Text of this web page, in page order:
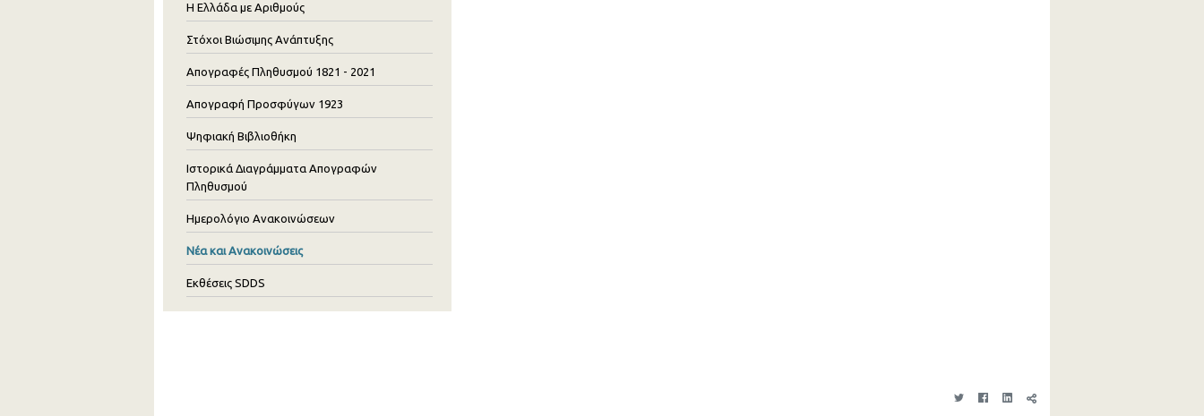
Η Ελλάδα με Αριθμούς
Στόχοι Βιώσιμης Ανάπτυξης
Απογραφές Πληθυσμού 1821 - 2021
Απογραφή Προσφύγων 1923
Ψηφιακή Βιβλιοθήκη
Ιστορικά Διαγράμματα Απογραφών
Πληθυσμού
Ημερολόγιο Ανακοινώσεων
Νέα και Ανακοινώσεις
Εκθέσεις SDDS